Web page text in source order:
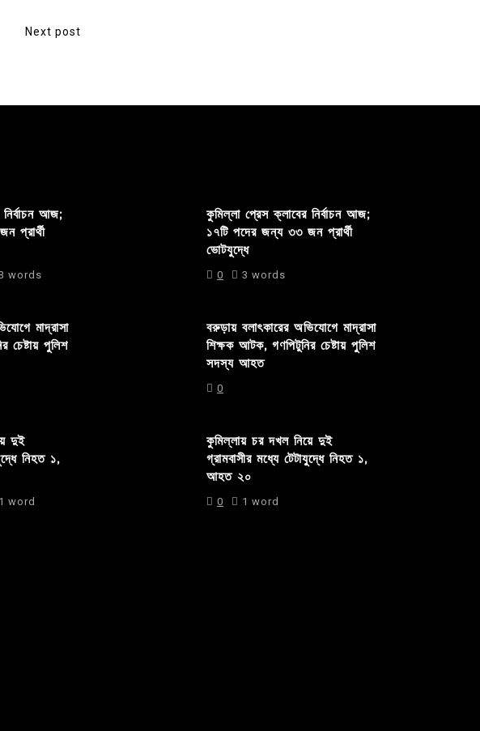
Next post
আজ;
প্রার্থী
words
মাদ্রাসা
চেষ্টায় পুলিশ
দুই
নিহত ১,
1 word
কুমিল্লা প্রেস ক্লাবের নির্বাচন আজ;
১৭টি পদের জন্য ৩৩ জন প্রার্থী
ভোটযুদ্ধে
0 3 words
বরুড়ায় বলাৎকারের অভিযোগে মাদ্রাসা
শিক্ষক আটক, গণপিটুনির চেষ্টায় পুলিশ
সদস্য আহত
0
কুমিল্লায় চর দখল নিয়ে দুই
গ্রামবাসীর মধ্যে টেটাযুদ্ধে নিহত ১,
আহত ২০
0 1 word